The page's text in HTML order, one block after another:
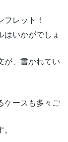
レット！
いかがでしょ
が、書かれてい
ケースも多々ご